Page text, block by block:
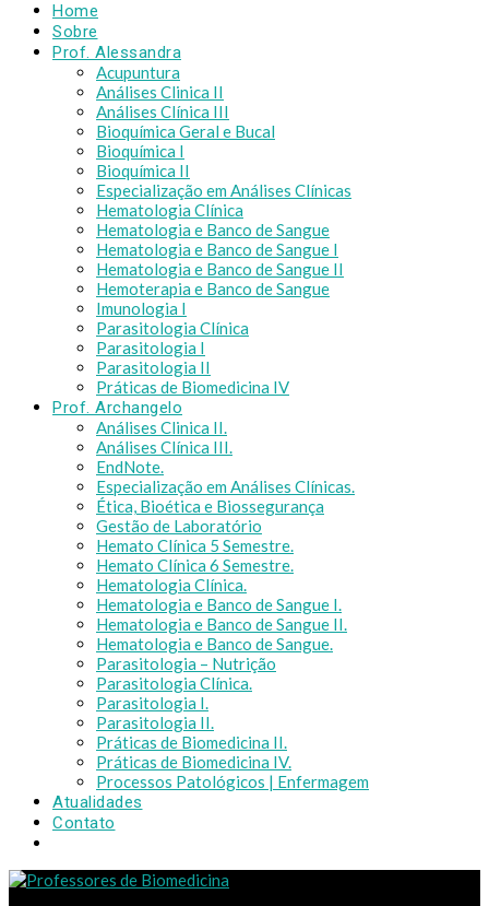
Home
Sobre
Prof. Alessandra
Acupuntura
Análises Clinica II
Análises Clínica III
Bioquímica Geral e Bucal
Bioquímica I
Bioquímica II
Especialização em Análises Clínicas
Hematologia Clínica
Hematologia e Banco de Sangue
Hematologia e Banco de Sangue I
Hematologia e Banco de Sangue II
Hemoterapia e Banco de Sangue
Imunologia I
Parasitologia Clínica
Parasitologia I
Parasitologia II
Práticas de Biomedicina IV
Prof. Archangelo
Análises Clinica II.
Análises Clínica III.
EndNote.
Especialização em Análises Clínicas.
Ética, Bioética e Biossegurança
Gestão de Laboratório
Hemato Clínica 5 Semestre.
Hemato Clínica 6 Semestre.
Hematologia Clínica.
Hematologia e Banco de Sangue I.
Hematologia e Banco de Sangue II.
Hematologia e Banco de Sangue.
Parasitologia – Nutrição
Parasitologia Clínica.
Parasitologia I.
Parasitologia II.
Práticas de Biomedicina II.
Práticas de Biomedicina IV.
Processos Patológicos | Enfermagem
Atualidades
Contato